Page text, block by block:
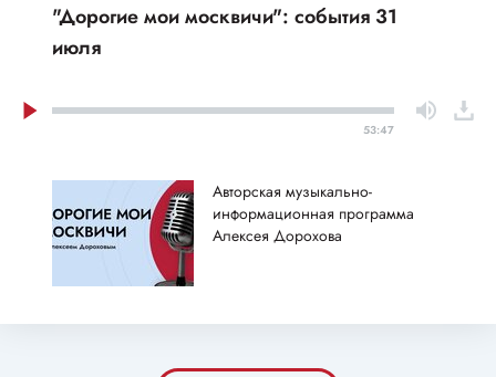
"Дорогие мои москвичи": события 31
июля
53:47
Авторская музыкально-
информационная программа
Алексея Дорохова